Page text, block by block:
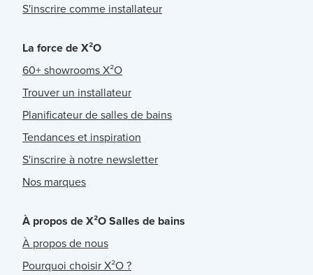
S'inscrire comme installateur
La force de X²O
60+ showrooms X²O
Trouver un installateur
Planificateur de salles de bains
Tendances et inspiration
S'inscrire à notre newsletter
Nos marques
À propos de X²O Salles de bains
À propos de nous
Pourquoi choisir X²O ?